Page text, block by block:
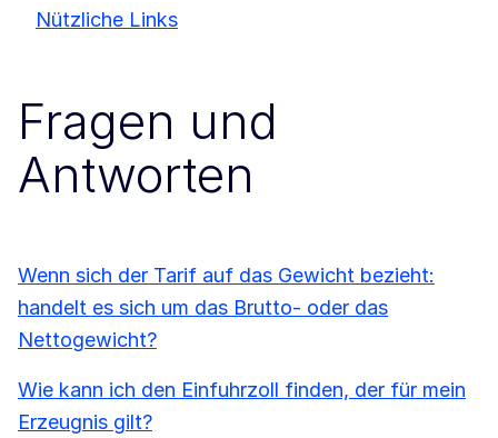
Nützliche Links
Fragen und
Antworten
Wenn sich der Tarif auf das Gewicht bezieht:
handelt es sich um das Brutto- oder das
Nettogewicht?
Wie kann ich den Einfuhrzoll finden, der für mein
Erzeugnis gilt?